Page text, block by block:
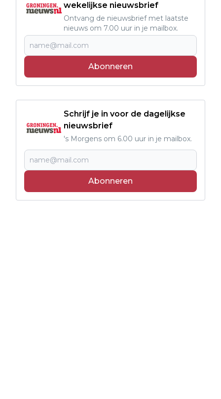
wekelijkse nieuwsbrief
Ontvang de nieuwsbrief met laatste
nieuws om 7.00 uur in je mailbox.
Abonneren
Schrijf je in voor de dagelijkse
nieuwsbrief
's Morgens om 6.00 uur in je mailbox.
Abonneren